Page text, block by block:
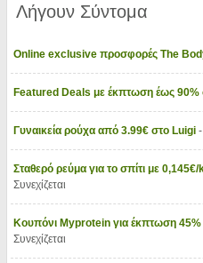
Λήγουν Σύντομα
Online exclusive προσφορές The
Featured Deals με έκπτωση έως
Γυναικεία ρούχα από 3.99€ στο Luigi
Σταθερό ρεύμα για το σπίτι με
Συνεχίζεται
Κουπόνι Myprotein για έκπτωση
Συνεχίζεται